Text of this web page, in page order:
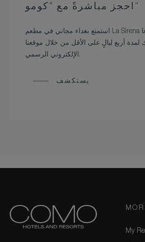
احجز مباشرةً مع "كومو"
استمتع بغداء مجاني في مطعم La Sirena أو جلسة يوغا
أربع ليالٍ على الأقل من خلال موقعنا
الإلكتروني الرسمي.
يستكشف
My